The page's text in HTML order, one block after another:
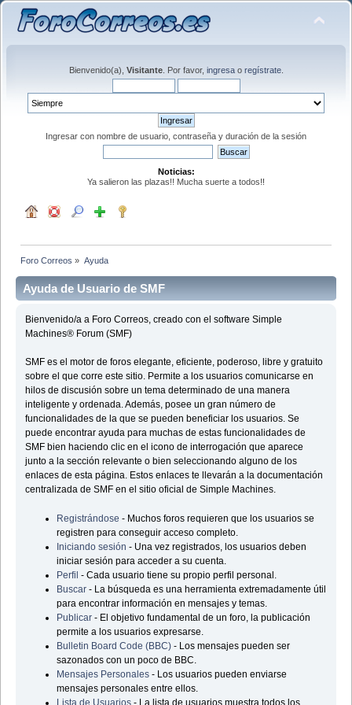
Bienvenido(a), Visitante. Por favor, ingresao regístrate.
Ingresar con nombre de usuario, contraseña y duración de la sesión
Noticias:
Ya salieron las plazas!! Mucha suerte a todos!!
Foro Correos » Ayuda
Ayuda de Usuario de SMF
Bienvenido/a a Foro Correos, creado con el software Simple
Machines® Forum (SMF)
SMF es el motor de foros elegante, eficiente, poderoso, libre y gratuito
sobre el que corre este sitio. Permite a los usuarios comunicarse en
hilos de discusión sobre un tema determinado de una manera
inteligente y ordenada. Además, posee un gran número de
funcionalidades de la que se pueden beneficiar los usuarios. Se
puede encontrar ayuda para muchas de estas funcionalidades de
SMF bien haciendo clic en el icono de interrogación que aparece
junto a la sección relevante o bien seleccionando alguno de los
enlaces de esta página. Estos enlaces te llevarán a la documentación
centralizada de SMF en el sitio oficial de Simple Machines.
Registrándose - Muchos foros requieren que los usuarios se
registren para conseguir acceso completo.
Iniciando sesión - Una vez registrados, los usuarios deben
iniciar sesión para acceder a su cuenta.
Perfil - Cada usuario tiene su propio perfil personal.
Buscar - La búsqueda es una herramienta extremadamente útil
para encontrar información en mensajes y temas.
Publicar - El objetivo fundamental de un foro, la publicación
permite a los usuarios expresarse.
Bulletin Board Code (BBC)- Los mensajes pueden ser
sazonados con un poco de BBC.
Mensajes Personales - Los usuarios pueden enviarse
mensajes personales entre ellos.
Lista de Usuarios - La lista de usuarios muestra todos los